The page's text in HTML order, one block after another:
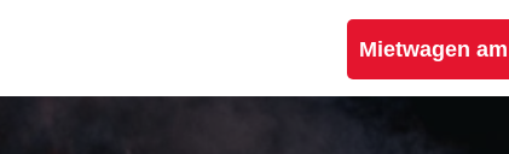
Mietwagen